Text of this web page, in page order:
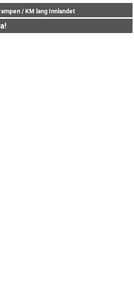
14) финишировал с результатом 55:59 (5)
16
18) финишировал с результатом 57:13 (1)
/ KM lang Innlandet